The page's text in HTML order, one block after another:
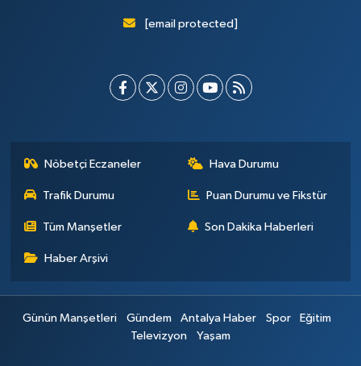
[email protected]
Nöbetçi Eczaneler Hava Durumu
Trafik Durumu Puan Durumu ve Fikstür
Tüm Manşetler Son Dakika Haberleri
Haber Arşivi
Günün Manşetleri Gündem Antalya Haber Spor
Eğitim
Televizyon
Yaşam